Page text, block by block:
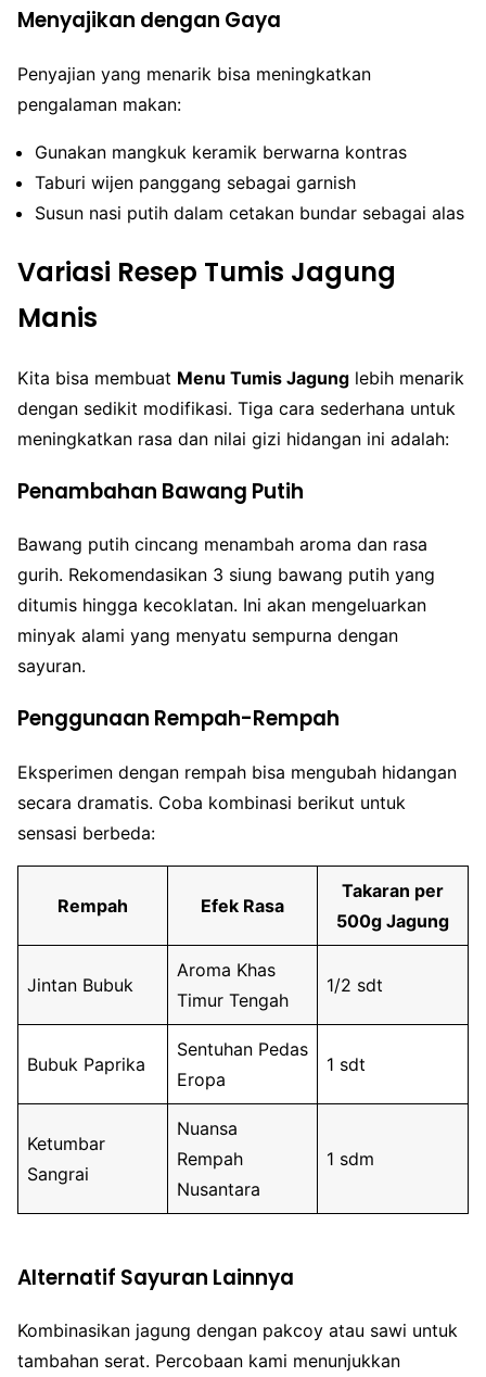
Menyajikan dengan Gaya
Penyajian yang menarik bisa meningkatkan
pengalaman makan:
Gunakan mangkuk keramik berwarna kontras
Taburi wijen panggang sebagai garnish
Susun nasi putih dalam cetakan bundar sebagai alas
Variasi Resep Tumis Jagung
Manis
Kita bisa membuat Menu Tumis Jagung lebih menarik
dengan sedikit modifikasi. Tiga cara sederhana untuk
meningkatkan rasa dan nilai gizi hidangan ini adalah:
Penambahan Bawang Putih
Bawang putih cincang menambah aroma dan rasa
gurih. Rekomendasikan 3 siung bawang putih yang
ditumis hingga kecoklatan. Ini akan mengeluarkan
minyak alami yang menyatu sempurna dengan
sayuran.
Penggunaan Rempah-Rempah
Eksperimen dengan rempah bisa mengubah hidangan
secara dramatis. Coba kombinasi berikut untuk
sensasi berbeda:
Rempah Efek Rasa
Takaran per
500g Jagung
Jintan Bubuk
Aroma Khas
Timur Tengah
1/2 sdt
Bubuk Paprika
Sentuhan Pedas
Eropa
1 sdt
Ketumbar
Sangrai
Nuansa
Rempah
Nusantara
1 sdm
Alternatif Sayuran Lainnya
Kombinasikan jagung dengan pakcoy atau sawi untuk
tambahan serat. Percobaan kami menunjukkan